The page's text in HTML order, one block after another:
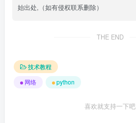
始出处,（如有侵权联系删除）
THE END
技术教程
网络
python
喜欢就支持一下吧